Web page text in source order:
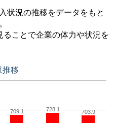
状況の推移をデータをもと
ことで企業の体力や状況を
推移
709.1 728.1 703.9